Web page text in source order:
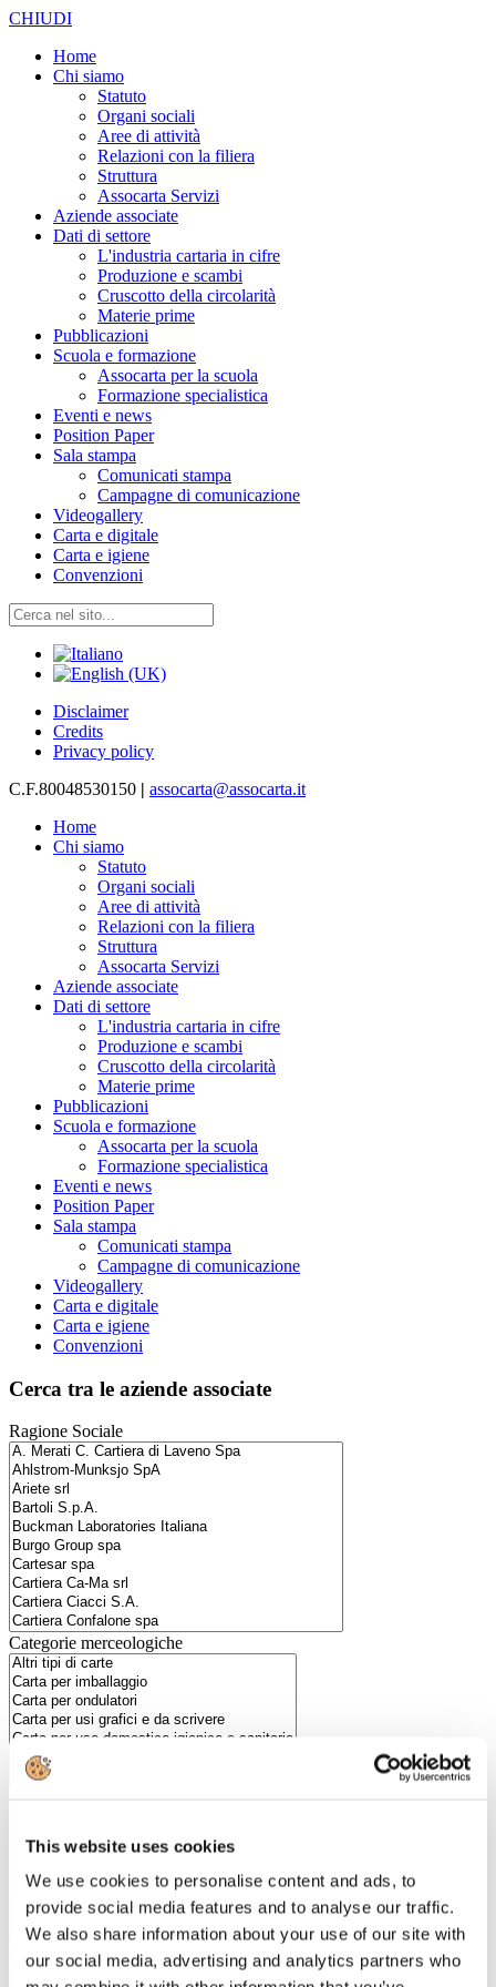
This website uses cookies
We use cookies to personalise content and ads, to
provide social media features and to analyse our traffic.
We also share information about your use of our site with
our social media, advertising and analytics partners who
CHIUDI
Home
Chi siamo
Statuto
Organi sociali
Aree di attività
Relazioni con la filiera
Struttura
Assocarta Servizi
Aziende associate
Dati di settore
L'industria cartaria in cifre
Produzione e scambi
Cruscotto della circolarità
Materie prime
Pubblicazioni
Scuola e formazione
Assocarta per la scuola
Formazione specialistica
Eventi e news
Position Paper
Sala stampa
Comunicati stampa
Campagne di comunicazione
Videogallery
Carta e digitale
Carta e igiene
Convenzioni
Disclaimer
Credits
Privacy policy
C.F.80048530150 | assocarta@assocarta.it
Home
Chi siamo
Statuto
Organi sociali
Aree di attività
Relazioni con la filiera
Struttura
Assocarta Servizi
Aziende associate
Dati di settore
L'industria cartaria in cifre
Produzione e scambi
Cruscotto della circolarità
Materie prime
Pubblicazioni
Scuola e formazione
Assocarta per la scuola
Formazione specialistica
Eventi e news
Position Paper
Sala stampa
Comunicati stampa
Campagne di comunicazione
Videogallery
Carta e digitale
Carta e igiene
Convenzioni
Cerca tra le aziende associate
Ragione Sociale
Categorie merceologiche
Scopri i Soci Aggregati
Milano
Bastioni di Porta Volta, 7 - 20121 Milano
Tel. +39 02-290.03018 r.a
Fax. +39 02-290.033.96